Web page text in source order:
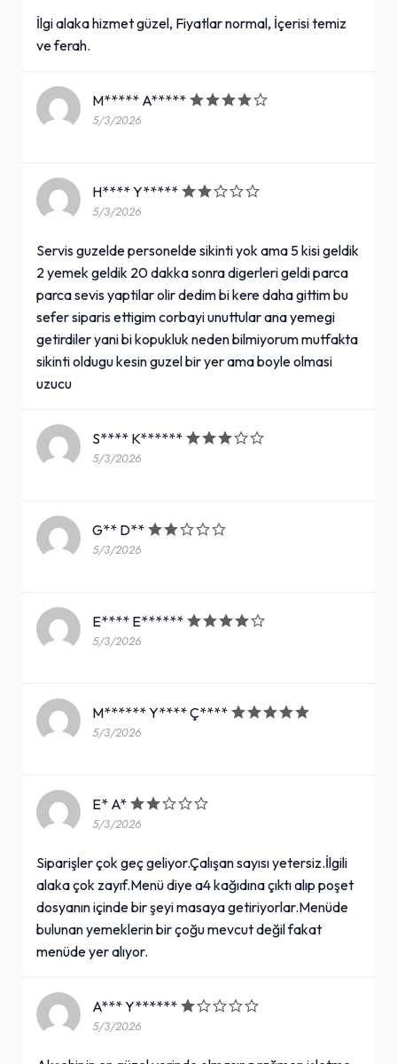
İlgi alaka hizmet güzel, Fiyatlar normal, İçerisi temiz
ve ferah.
M***** A*****
5/3/2026
H**** Y*****
5/3/2026
Servis guzelde personelde sikinti yok ama 5 kisi geldik
2 yemek geldik 20 dakka sonra digerleri geldi parca
parca sevis yaptilar olir dedim bi kere daha gittim bu
sefer siparis ettigim corbayi unuttular ana yemegi
getirdiler yani bi kopukluk neden bilmiyorum mutfakta
sikinti oldugu kesin guzel bir yer ama boyle olmasi
uzucu
S**** K******
5/3/2026
G** D**
5/3/2026
E**** E******
5/3/2026
M****** Y**** Ç****
5/3/2026
E* A*
5/3/2026
Siparişler çok geç geliyor.Çalışan sayısı yetersiz.İlgili
alaka çok zayıf.Menü diye a4 kağıdına çıktı alıp poşet
dosyanın içinde bir şeyi masaya getiriyorlar.Menüde
bulunan yemeklerin bir çoğu mevcut değil fakat
menüde yer alıyor.
A*** Y******
5/3/2026